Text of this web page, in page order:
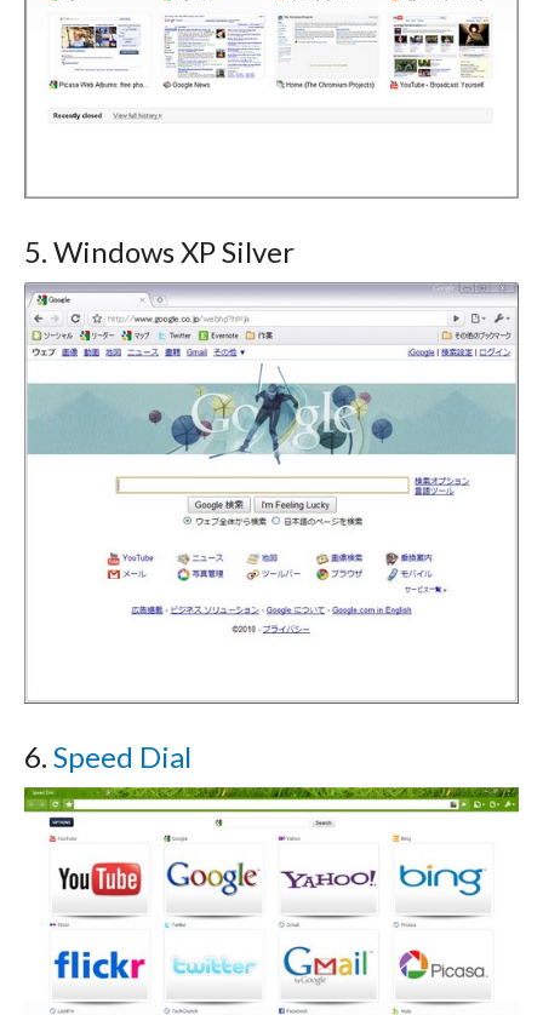
5. Windows XP Silver
6. Speed Dial